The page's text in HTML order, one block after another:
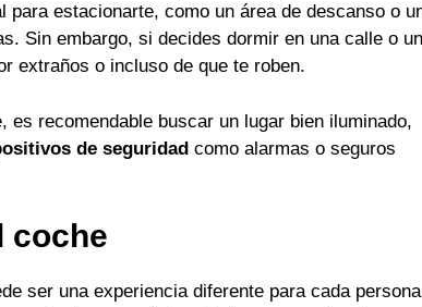
estacionarte, como un área de descanso o
Sin embargo, si decides dormir en una calle o
extraños o incluso de que te roben.
recomendable buscar un lugar bien iluminado,
de seguridad como alarmas o seguros
coche
ser una experiencia diferente para cada